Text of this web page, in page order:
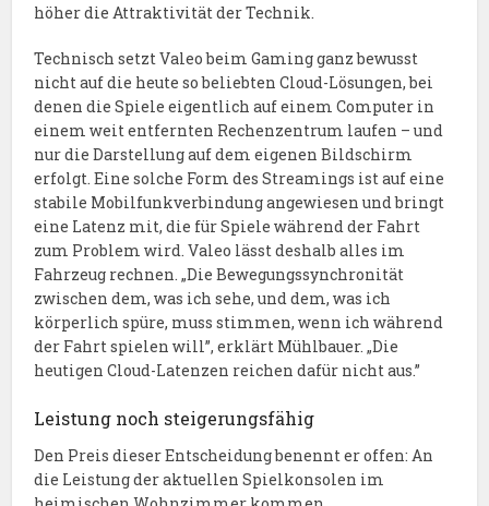
höher die Attraktivität der Technik.
Technisch setzt Valeo beim Gaming ganz bewusst
nicht auf die heute so beliebten Cloud-Lösungen, bei
denen die Spiele eigentlich auf einem Computer in
einem weit entfernten Rechenzentrum laufen – und
nur die Darstellung auf dem eigenen Bildschirm
erfolgt. Eine solche Form des Streamings ist auf eine
stabile Mobilfunkverbindung angewiesen und bringt
eine Latenz mit, die für Spiele während der Fahrt
zum Problem wird. Valeo lässt deshalb alles im
Fahrzeug rechnen. „Die Bewegungssynchronität
zwischen dem, was ich sehe, und dem, was ich
körperlich spüre, muss stimmen, wenn ich während
der Fahrt spielen will”, erklärt Mühlbauer. „Die
heutigen Cloud-Latenzen reichen dafür nicht aus.”
Leistung noch steigerungsfähig
Den Preis dieser Entscheidung benennt er offen: An
die Leistung der aktuellen Spielkonsolen im